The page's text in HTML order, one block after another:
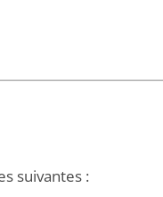
suivantes :